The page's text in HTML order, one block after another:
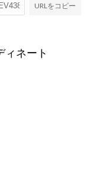
URLをコピー
ィネート